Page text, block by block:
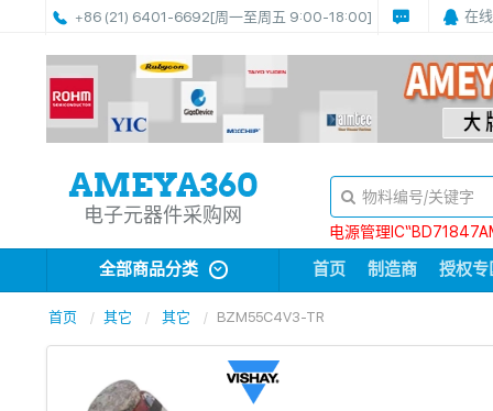
+86 (21) 6401-6692[周一至周五 9:00-18:00] 在
电子元器件采购网
电源管理
全部商品分类 首页 制造商 授权专
首页 其它 其它 BZM55C4V3-TR